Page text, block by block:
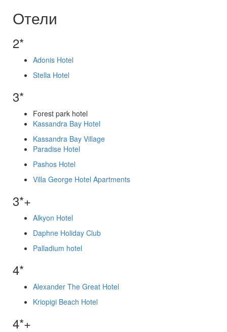
Отели
2*
Adonis Hotel
Stella Hotel
3*
Forest park hotel
Kassandra Bay Hotel
Kassandra Bay Village
Paradise Hotel
Pashos Hotel
Villa George Hotel Apartments
3*+
Alkyon Hotel
Daphne Holiday Club
Palladium hotel
4*
Alexander The Great Hotel
Kriopigi Beach Hotel
4*+